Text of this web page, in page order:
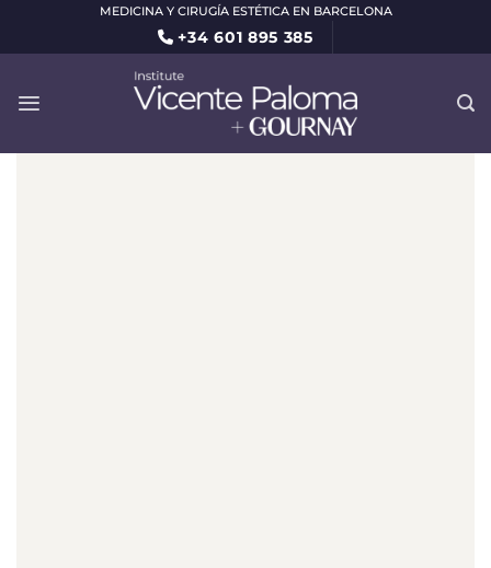
MEDICINA Y CIRUGÍA ESTÉTICA EN BARCELONA
+34 601 895 385